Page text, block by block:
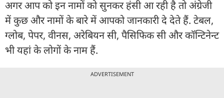
अगर आप को इन नामों को सुनकर हंसी आ रही है तो अंग्रेजी
में कुछ और नामों के बारे में आपको जानकारी दे देते हैं. टेबल,
ग्लोब, पेपर, वीनस, अरेबियन सी, पैसिफिक सी और कॉन्टिनेन्ट
भी यहां के लोगों के नाम हैं.
ADVERTISEMENT